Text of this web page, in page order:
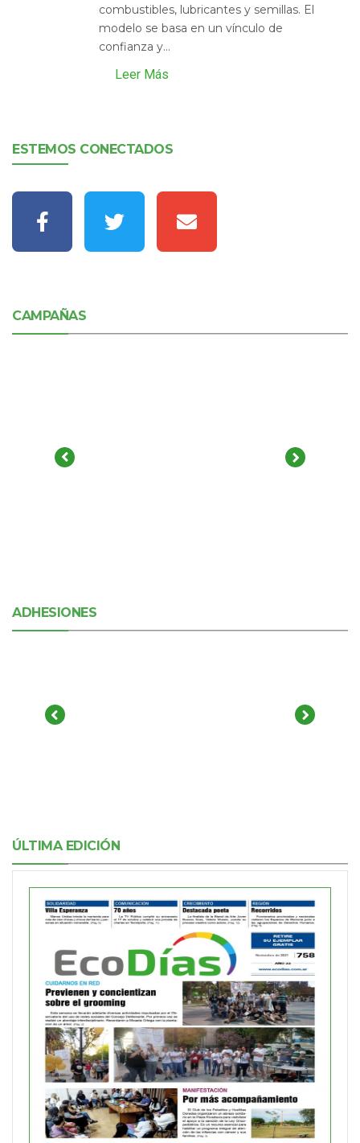
combustibles, lubricantes y semillas. El
modelo se basa en un vínculo de
confianza y...
Leer Más
ESTEMOS CONECTADOS
CAMPAÑAS
ADHESIONES
ÚLTIMA EDICIÓN